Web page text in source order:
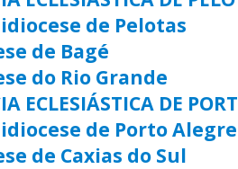
de Pelotas
de Bagé
do Rio Grande
ECLESIÁSTICA DE
de Porto Alegre
de Caxias do Sul